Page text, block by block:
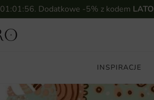
01:01:55. Dodatkowe -5% z kodem LATO
INSPIRACJE